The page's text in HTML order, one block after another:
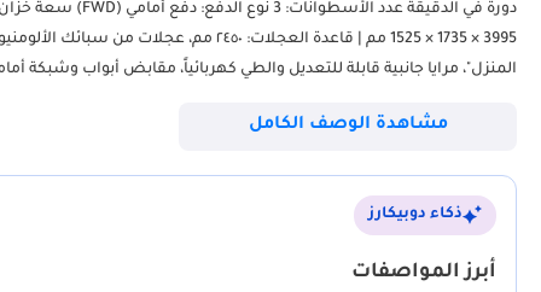
المنزل"، مرايا جانبية قابلة للتعديل والطي كهربائياً، مقابض أبواب وشبكة
ذكي بدون مفتاح، تسوية المصابيح الأمامية (يدوي)، هالوجين مصابيح
الإمارات العربية المتحدة • شحن تصدير عالمي ودعم مخصص • تحديثات
مشاهدة الوصف الكامل
ذكاء دوبيكارز
أبرز المواصفات